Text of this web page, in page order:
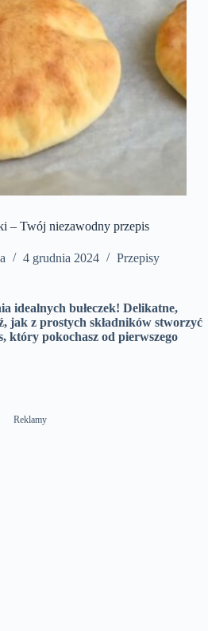
– Twój niezawodny przepis
4 grudnia 2024 Przepisy
idealnych bułeczek! Delikatne,
jak z prostych składników stworzyć
który pokochasz od pierwszego
Reklamy